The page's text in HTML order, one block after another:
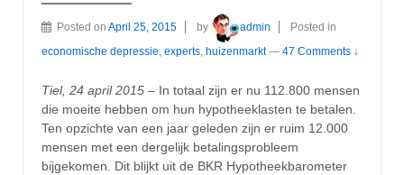
Posted on April 25, 2015 by admin
Posted in
economische depressie experts huizenmarkt — 47 Comments ↓
Tiel, 24 april 2015 – In totaal zijn er nu 112.800 mensen
die moeite hebben om hun hypotheeklasten te betalen.
Ten opzichte van een jaar geleden zijn er ruim 12.000
mensen met een dergelijk betalingsprobleem
bijgekomen. Dit blijkt uit de BKR Hypotheekbarometer